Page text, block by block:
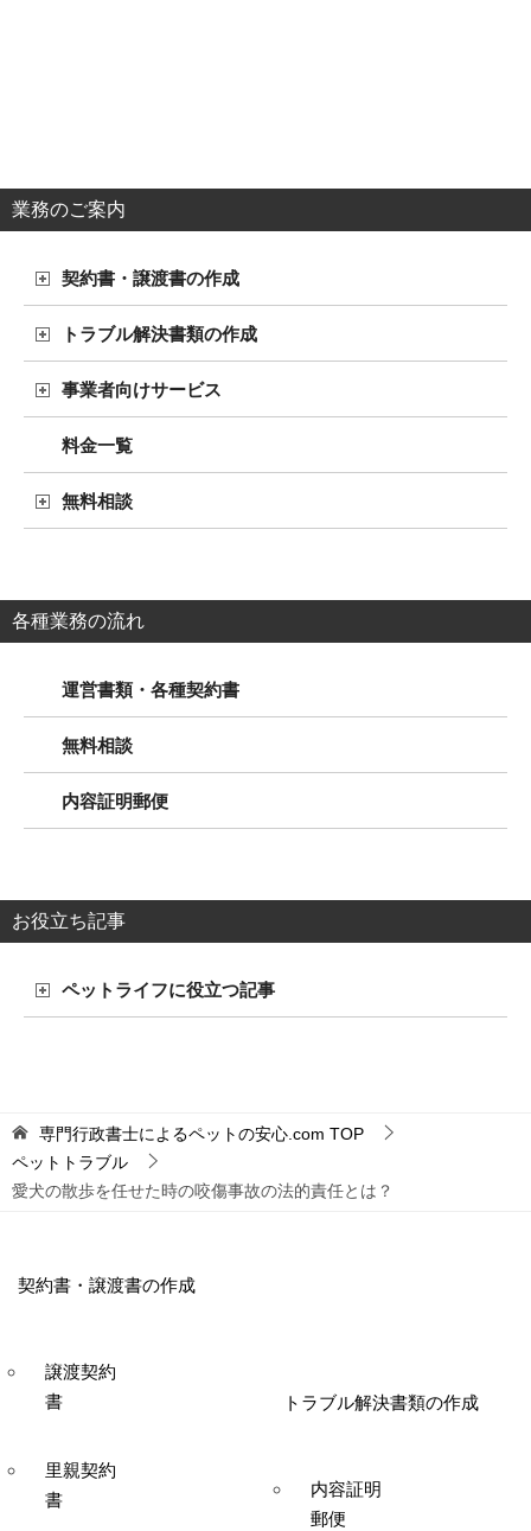
業務のご案内
契約書・譲渡書の作成
トラブル解決書類の作成
事業者向けサービス
料金一覧
無料相談
各種業務の流れ
運営書類・各種契約書
無料相談
内容証明郵便
お役立ち記事
ペットライフに役立つ記事
専門行政書士によるペットの安心.com TOP
ペットトラブル
愛犬の散歩を任せた時の咬傷事故の法的責任とは？
契約書・譲渡書の作成
譲渡契約
書
里親契約
書
トラブル解決書類の作成
内容証明
郵便